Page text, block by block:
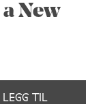
New
TIL